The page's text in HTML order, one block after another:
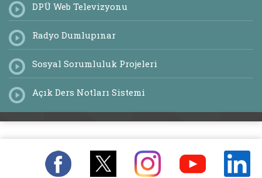
DPÜ Web Televizyonu
Radyo Dumlupınar
Sosyal Sorumluluk Projeleri
Açık Ders Notları Sistemi